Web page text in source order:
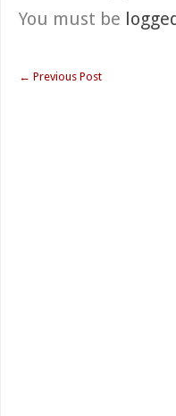
You must be
← Previous Post